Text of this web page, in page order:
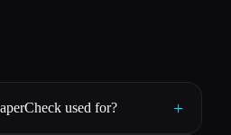
used for? +